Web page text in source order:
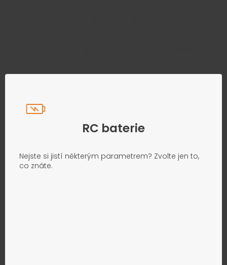
RC baterie
Nejste si jistí některým parametrem? Zvolte jen to,
co znáte.